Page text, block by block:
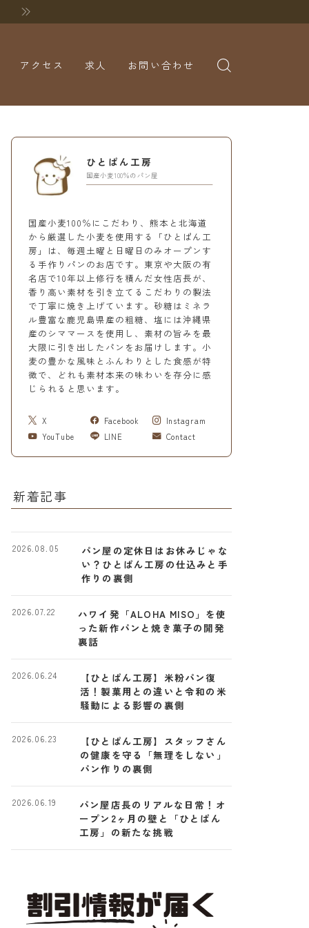
アクセス 求人 お問い合わせ
ひとぱん工房
国産小麦100％のパン屋
国産小麦100％にこだわり、熊本と北海道
から厳選した小麦を使用する「ひとぱん工
房」は、毎週土曜と日曜日のみオープンす
る手作りパンのお店です。東京や大阪の有
名店で10年以上修行を積んだ女性店長が、
香り高い素材を引き立てるこだわりの製法
で丁寧に焼き上げています。砂糖はミネラ
ル豊富な鹿児島県産の粗糖、塩には沖縄県
産のシママースを使用し、素材の旨みを最
大限に引き出したパンをお届けします。小
麦の豊かな風味とふんわりとした食感が特
徴で、どれも素材本来の味わいを存分に感
じられると思います。
X Facebook
Instagram
YouTube
LINE Contact
新着記事
パン屋の定休日はお休みじゃな
い？ひとぱん工房の仕込みと手
作りの裏側
2026.08.05
ハワイ発「ALOHA MISO」を使
った新作パンと焼き菓子の開発
裏話
2026.07.22
【ひとぱん工房】米粉パン復
活！製菓用との違いと令和の米
騒動による影響の裏側
2026.06.24
【ひとぱん工房】スタッフさん
の健康を守る「無理をしない」
パン作りの裏側
2026.06.23
パン屋店長のリアルな日常！オ
ープン2ヶ月の壁と「ひとぱん
工房」の新たな挑戦
2026.06.19